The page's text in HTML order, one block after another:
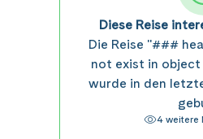
Diese Reise
Die Reise "###
not exist in
wurde in den
4 weitere